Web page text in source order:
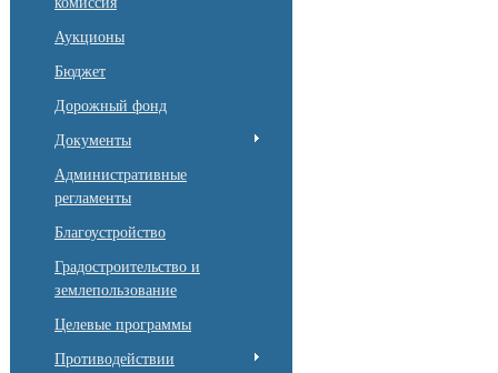
Аукционы
Бюджет
Дорожный фонд
Документы
Административные
регламенты
Благоустройство
Градостроительство и
землепользование
Целевые программы
Противодействии